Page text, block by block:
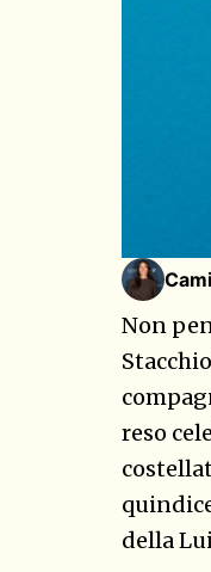
Non
reso
della